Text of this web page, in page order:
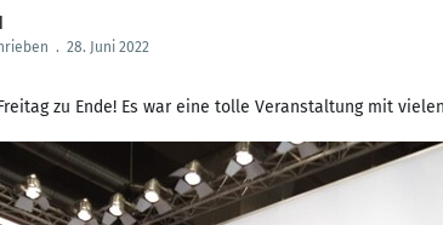
. 28. Juni 2022
zu Ende! Es war eine tolle Veranstaltung mit